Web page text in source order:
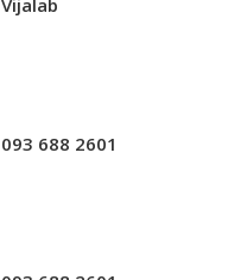
Vijalab
093 688 2601